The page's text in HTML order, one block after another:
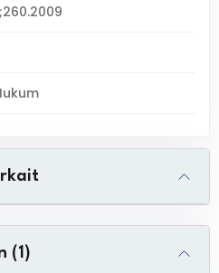
(1)